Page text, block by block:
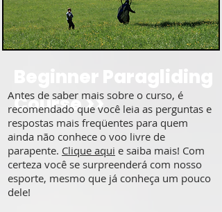
Course >>
Antes de saber mais sobre o curso, é
recomendado que você leia as perguntas e
respostas mais freqüentes para quem
ainda não conhece o voo livre de
parapente. Clique aqui e saiba mais! Com
certeza você se surpreenderá com nosso
esporte, mesmo que já conheça um pouco
dele!